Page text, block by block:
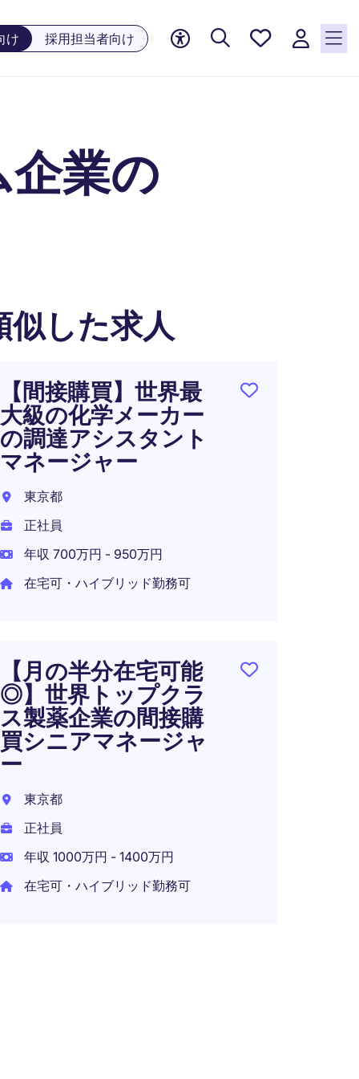
け 採用担当者向け
お気に
企業の
似した求人
【間接購買】世界最
大級の化学メーカー
の調達アシスタント
マネージャー
東京都
正社員
年収 700万円 - 950万円
在宅可・ハイブリッド勤務可
【月の半分在宅可能
◎】世界トップクラ
ス製薬企業の間接購
買シニアマネージャ
ー
東京都
正社員
年収 1000万円 - 1400万円
在宅可・ハイブリッド勤務可